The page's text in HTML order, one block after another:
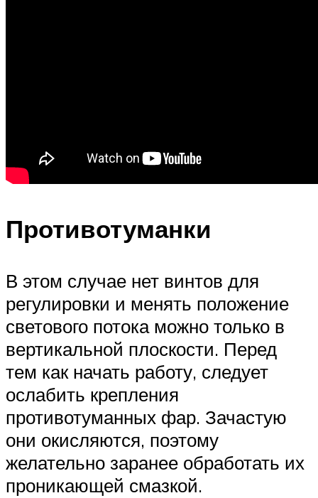
Противотуманки
В этом случае нет винтов для
регулировки и менять положение
светового потока можно только в
вертикальной плоскости. Перед
тем как начать работу, следует
ослабить крепления
противотуманных фар. Зачастую
они окисляются, поэтому
желательно заранее обработать их
проникающей смазкой.